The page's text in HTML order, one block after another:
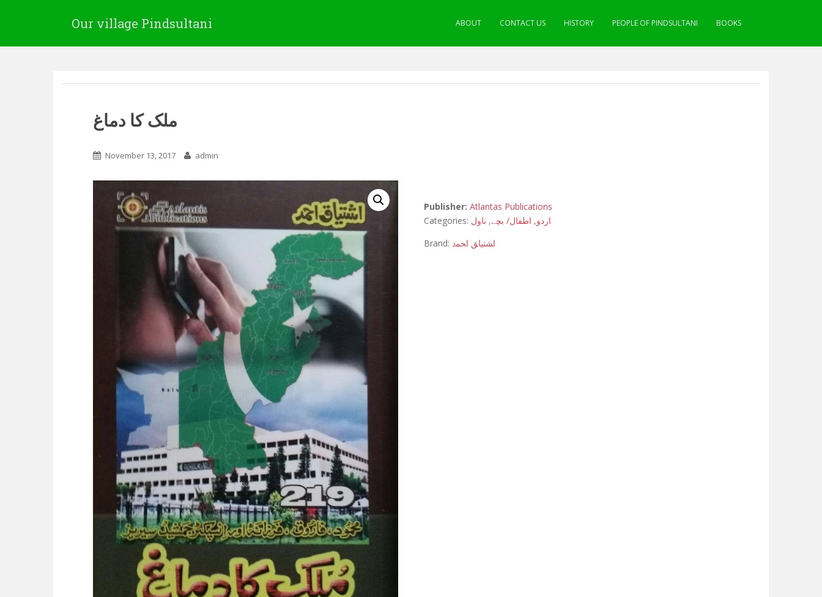
Our village Pindsultani ABOUT CONTACT US HISTORY PEOPLE OF PINDSULTANI BOOKS
ملک کا دماغ
November 13, 2017 admin
Publisher: Atlantas Publications
Categories:
اردو, اطفال/ بچے, ناول
Brand: اﺸﺘﻴﺎﻖ اﺤﻤﺩ